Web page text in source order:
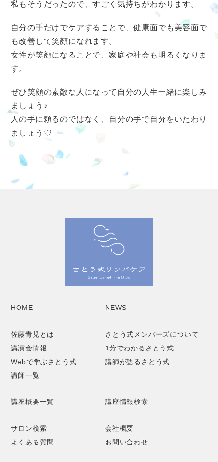
私もそうだったので、すごく気持ちがわかります。
自分の手だけでケアすることで、健康面でも美容面で
も改善して笑顔になれます。
女性が笑顔になることで、家庭や社会も明るくなりま
す。
ぜひ笑顔の素敵な人になって自分の人生一緒に楽しみ
ましょう♪
人の手に頼るのではなく、自分の手で自分をいたわり
ましょう♡
HOME NEWS
佐藤青児とは
さとう式メンバーズについて
講演会情報
1分でわかるさとう式
Webで学ぶさとう式
講師が語るさとう式
講師一覧
講座概要一覧 講座情報検索
サロン検索
会社概要
よくある質問
お問い合わせ